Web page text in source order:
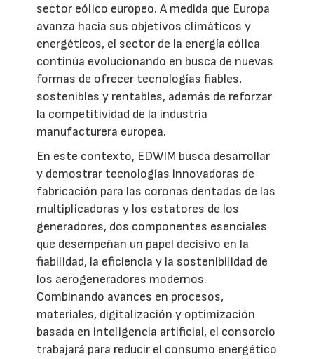
sector eólico europeo. A medida que Europa
avanza hacia sus objetivos climáticos y
energéticos, el sector de la energía eólica
continúa evolucionando en busca de nuevas
formas de ofrecer tecnologías fiables,
sostenibles y rentables, además de reforzar
la competitividad de la industria
manufacturera europea.
En este contexto, EDWIM busca desarrollar
y demostrar tecnologías innovadoras de
fabricación para las coronas dentadas de las
multiplicadoras y los estatores de los
generadores, dos componentes esenciales
que desempeñan un papel decisivo en la
fiabilidad, la eficiencia y la sostenibilidad de
los aerogeneradores modernos.
Combinando avances en procesos,
materiales, digitalización y optimización
basada en inteligencia artificial, el consorcio
trabajará para reducir el consumo energético